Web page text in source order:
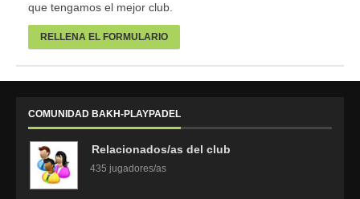
que tengamos el mejor club.
RELLENA EL FORMULARIO
COMUNIDAD BAKH-PLAYPADEL
Relacionados/as del club
435 jugadores/as